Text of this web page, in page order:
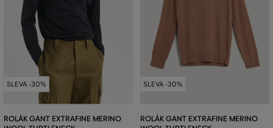
SLEVA -30%
ROLÁK GANT EXTRAFINE MERINO
SLEVA -30%
ROLÁK GANT EXTRAFINE MERINO